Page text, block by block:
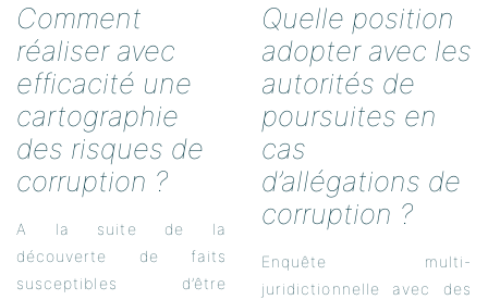
Comment
réaliser avec
efficacité une
cartographie
des risques de
corruption ?
A la suite de la
découverte de faits
susceptibles d’être
Quelle position
adopter avec les
autorités de
poursuites en
cas
d’allégations de
corruption ?
Enquête multi-
juridictionnelle avec des